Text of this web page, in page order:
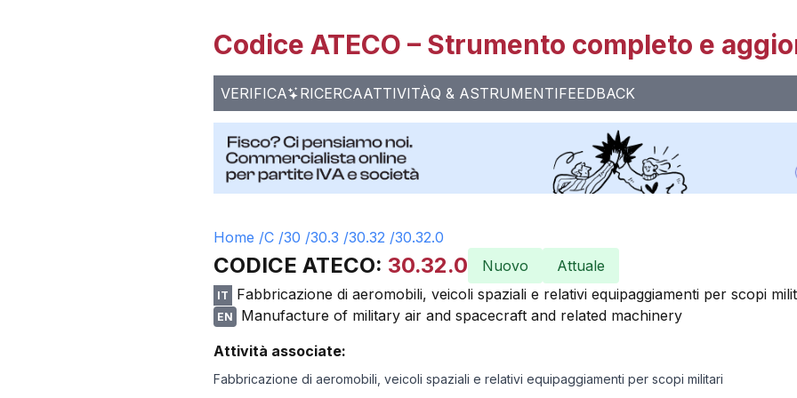
Codice ATECO – Strumento completo e
VERIFICA RICERCAATTIVITÀQ & ASTRUMENTIFEEDBACK
Home /C /30 /30.3 /30.32 /30.32.0
CODICE ATECO: 30.32.0 Nuovo Attuale
IT Fabbricazione di aeromobili, veicoli spaziali e relativi equipaggiamenti per scopi
EN
Manufacture of military air and spacecraft and related machinery
Attività associate:
Fabbricazione di aeromobili, veicoli spaziali e relativi equipaggiamenti per scopi militari